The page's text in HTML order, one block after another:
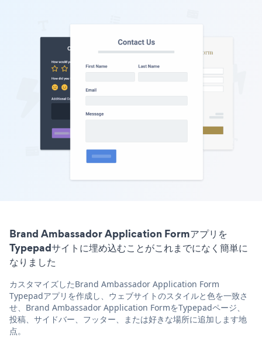
Brand Ambassador Application Formアプリを
Typepadサイトに埋め込むことがこれまでになく簡単に
なりました
カスタマイズしたBrand Ambassador Application Form
Typepadアプリを作成し、ウェブサイトのスタイルと色を一致さ
せ、Brand Ambassador Application FormをTypepadページ、
投稿、サイドバー、フッター、または好きな場所に追加します地
点。